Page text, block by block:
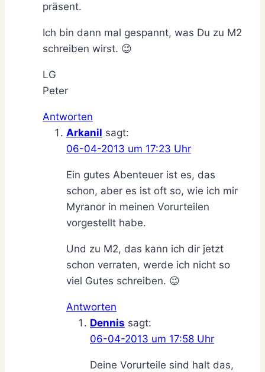
präsent.
Ich bin dann mal gespannt, was Du zu M2
schreiben wirst. 😉
LG
Peter
Antworten
Arkanil sagt:
06-04-2013 um 17:23 Uhr
Ein gutes Abenteuer ist es, das
schon, aber es ist oft so, wie ich mir
Myranor in meinen Vorurteilen
vorgestellt habe.
Und zu M2, das kann ich dir jetzt
schon verraten, werde ich nicht so
viel Gutes schreiben. 😉
Antworten
Dennis sagt:
06-04-2013 um 17:58 Uhr
Deine Vorurteile sind halt das,